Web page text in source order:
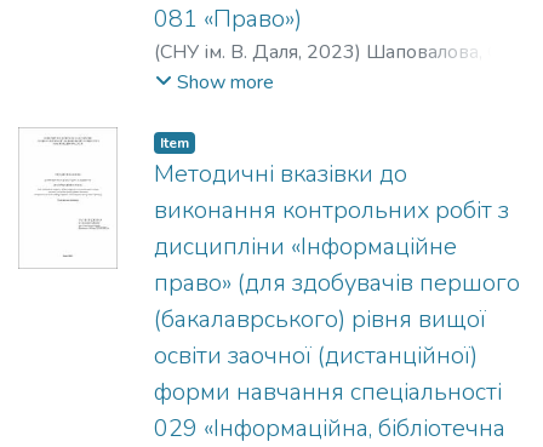
081 «Право»)
(СНУ ім. В. Даля, 2023) Шаповалова, О.
В. ;Терещенко, С. В.
Show more
Item
Методичні вказівки до
виконання контрольних робіт з
дисципліни «Інформаційне
право» (для здобувачів першого
(бакалаврського) рівня вищої
освіти заочної (дистанційної)
форми навчання спеціальності
029 «Інформаційна, бібліотечна